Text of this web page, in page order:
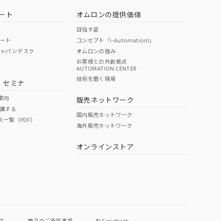
O O
ページへ
ください
ト
ト
パンデスク
セミナ
内
する
覧（PDF）
オムロンの提供価値
目指す姿
コンセプト「i-Automation!」
オムロンの強み
お客様との共創拠点
AUTOMATION CENTER
技術を磨く現場
販売ネットワーク
国内販売ネットワーク
海外販売ネットワーク
オンラインストア